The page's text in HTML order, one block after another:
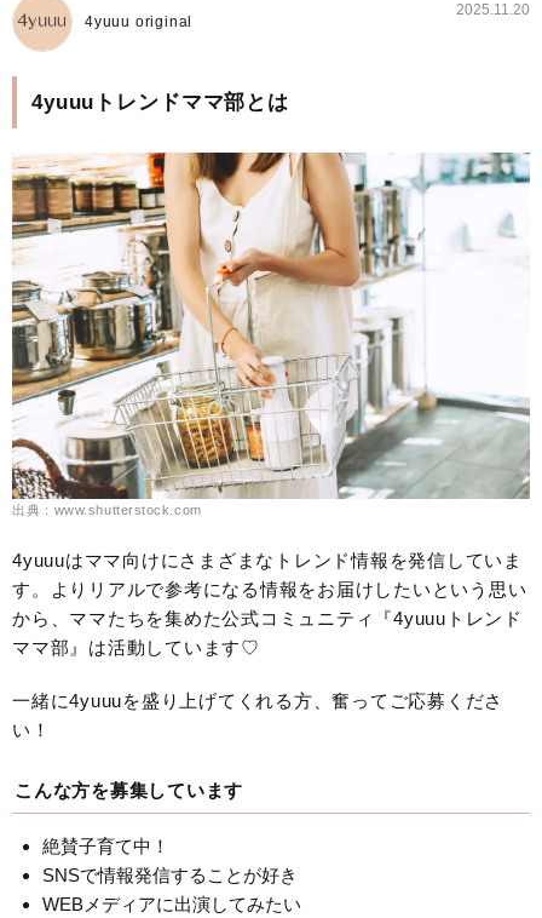
4yuuu original
2025.11.20
4yuuuトレンドママ部とは
出典：www.shutterstock.com
4yuuuはママ向けにさまざまなトレンド情報を発信していま
す。よりリアルで参考になる情報をお届けしたいという思い
から、ママたちを集めた公式コミュニティ『4yuuuトレンド
ママ部』は活動しています♡
一緒に4yuuuを盛り上げてくれる方、奮ってご応募くださ
い！
こんな方を募集しています
絶賛子育て中！
SNSで情報発信することが好き
WEBメディアに出演してみたい